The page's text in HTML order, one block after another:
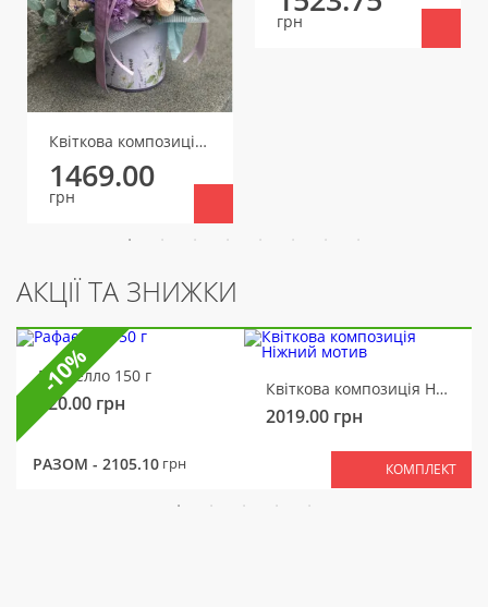
Квіткова композиція Лавандові обійми
1469.00
грн
грн
АКЦІЇ ТА ЗНИЖКИ
Рафаелло 150 г
320.00 грн
Квіткова композиція Ніжний мотив
2019.00 грн
РАЗОМ - 2105.10 грн КОМПЛЕКТ
-10%